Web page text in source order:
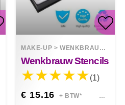
MAKE-UP >WENKBRAUWEN
Wenkbrauw Stencils
(1)
€ 15.16 + BTW*